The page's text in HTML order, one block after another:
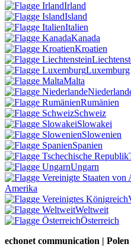
Irland
Island
Italien
Kanada
Kroatien
Luxemburg
Malta
Rumänien
Schweiz
Slowakei
Slowenien
Spanien
Ungarn
Amerika
Weltweit
Österreich
echonet communication | Polen